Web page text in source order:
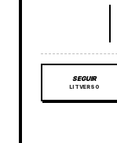
SEGUIR
LITVERSO